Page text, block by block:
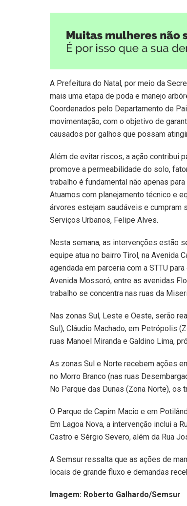
A Prefeitura do Natal, por meio da
mais uma etapa de poda e manejo
Coordenados pelo Departamento de
movimentação, com o objetivo de
causados por galhos que possam
Além de evitar riscos, a ação contribui
promove a permeabilidade do solo,
trabalho é fundamental não apenas
Atuamos com planejamento técnico e
árvores estejam saudáveis e cumpram
Serviços Urbanos, Felipe Alves.
Nesta semana, as intervenções estão
equipe atua no bairro Tirol, na Avenida
agendada em parceria com a STTU
Avenida Mossoró, entre as avenidas
trabalho se concentra nas ruas da
Nas zonas Sul, Leste e Oeste, serão
Sul), Cláudio Machado, em Petrópolis
ruas Manoel Miranda e Galdino Lima,
As zonas Sul e Norte recebem ações
no Morro Branco (nas ruas
No Parque das Dunas (Zona Norte), os
O Parque de Capim Macio e em
Em Lagoa Nova, a intervenção inclui a
Castro e Sérgio Severo, além da Rua
A Semsur ressalta que as ações de
locais de grande fluxo e demandas
Imagem: Roberto Galhardo/Semsur